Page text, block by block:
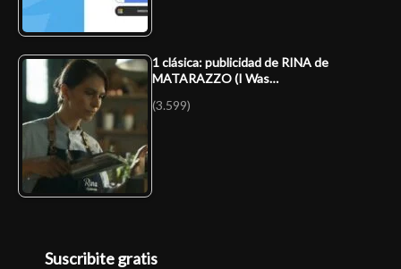
1 clásica: publicidad de RINA de
MATARAZZO (I Was…
(3.599)
Suscribite gratis